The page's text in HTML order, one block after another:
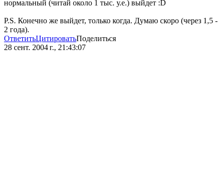
нормальный (читай около 1 тыс. у.е.) выйдет :D
P.S. Конечно же выйдет, только когда. Думаю скоро (через 1,5 -
2 года).
ОтветитьЦитироватьПоделиться
28 сент. 2004 г., 21:43:07